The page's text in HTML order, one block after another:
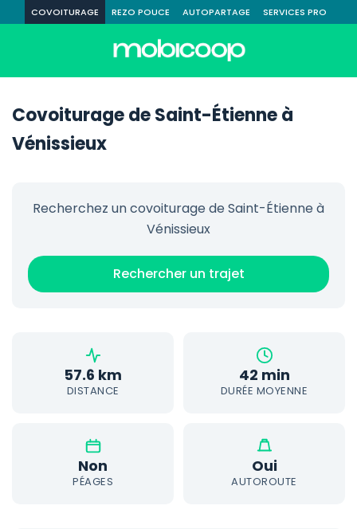
COVOITURAGE REZO POUCE AUTOPARTAGE SERVICES PRO
Covoiturage de Saint-Étienne à
Vénissieux
Recherchez un covoiturage de Saint-Étienne à
Vénissieux
Rechercher un trajet
57.6 km
DISTANCE
42 min
DURÉE MOYENNE
Non
PÉAGES
Oui
AUTOROUTE